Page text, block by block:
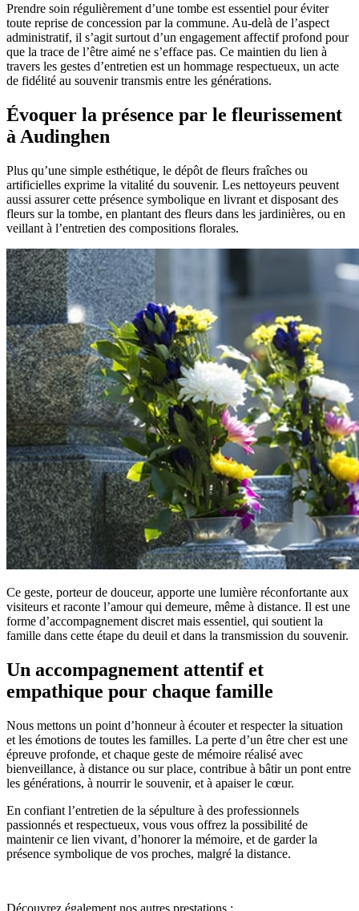
Prendre soin régulièrement d’une tombe est essentiel pour éviter
toute reprise de concession par la commune. Au-delà de l’aspect
administratif, il s’agit surtout d’un engagement affectif profond pour
que la trace de l’être aimé ne s’efface pas. Ce maintien du lien à
travers les gestes d’entretien est un hommage respectueux, un acte
de fidélité au souvenir transmis entre les générations.
Évoquer la présence par le fleurissement
à Audinghen
Plus qu’une simple esthétique, le dépôt de fleurs fraîches ou
artificielles exprime la vitalité du souvenir. Les nettoyeurs peuvent
aussi assurer cette présence symbolique en livrant et disposant des
fleurs sur la tombe, en plantant des fleurs dans les jardinières, ou en
veillant à l’entretien des compositions florales.
Ce geste, porteur de douceur, apporte une lumière réconfortante aux
visiteurs et raconte l’amour qui demeure, même à distance. Il est une
forme d’accompagnement discret mais essentiel, qui soutient la
famille dans cette étape du deuil et dans la transmission du souvenir.
Un accompagnement attentif et
empathique pour chaque famille
Nous mettons un point d’honneur à écouter et respecter la situation
et les émotions de toutes les familles. La perte d’un être cher est une
épreuve profonde, et chaque geste de mémoire réalisé avec
bienveillance, à distance ou sur place, contribue à bâtir un pont entre
les générations, à nourrir le souvenir, et à apaiser le cœur.
En confiant l’entretien de la sépulture à des professionnels
passionnés et respectueux, vous vous offrez la possibilité de
maintenir ce lien vivant, d’honorer la mémoire, et de garder la
présence symbolique de vos proches, malgré la distance.
Découvrez également nos autres prestations :